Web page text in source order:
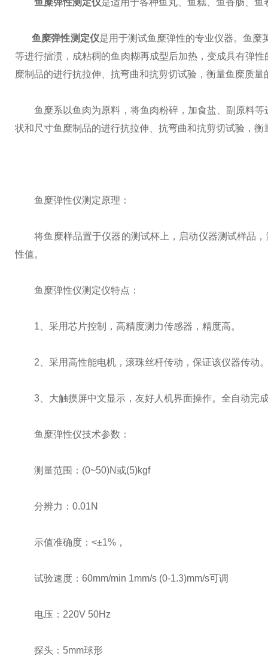
鱼糜弹性测定仪是适用于各种鱼丸、鱼糕、鱼香肠、
鱼糜弹性测定仪是用于测试鱼糜弹性的专业仪器。鱼
等进行擂溃，成粘稠的鱼肉糊再成型后加热，变成具有弹
糜制品的进行抗拉伸、抗弯曲和抗剪切试验，衡量鱼糜质量
鱼糜系以鱼肉为原料，将鱼肉粉碎，加食盐、副原料等
状和尺寸鱼糜制品的进行抗拉伸、抗弯曲和抗剪切试验，
鱼糜弹性仪测定原理：
将鱼糜样品置于仪器的测试杯上，启动仪器测试样品，
性值。
鱼糜弹性仪测定仪特点：
1、采用芯片控制，高精度测力传感器，精度高。
2、采用高性能电机，滚珠丝杆传动，保证该仪器传动
3、大触摸屏中文显示，友好人机界面操作。全自动完
鱼糜弹性仪技术参数：
测量范围：(0~50)N或(5)kgf
分辨力：0.01N
示值准确度：<±1%，
试验速度：60mm/min 1mm/s (0-1.3)mm/s可调
电压：220V 50Hz
探头：5mm球形